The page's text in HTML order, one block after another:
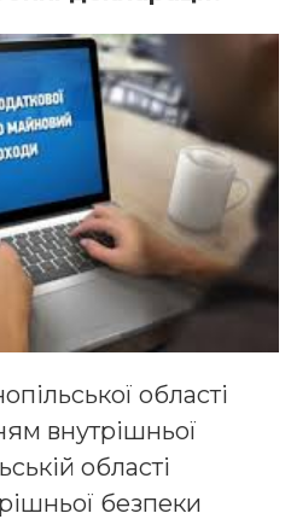
області
внутрішньої
області
безпеки